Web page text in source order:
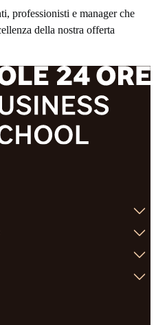
professionisti e manager che
della nostra offerta